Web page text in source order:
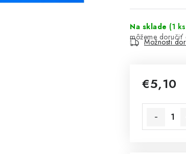
Na sklade (1
Možnosti
€5,10